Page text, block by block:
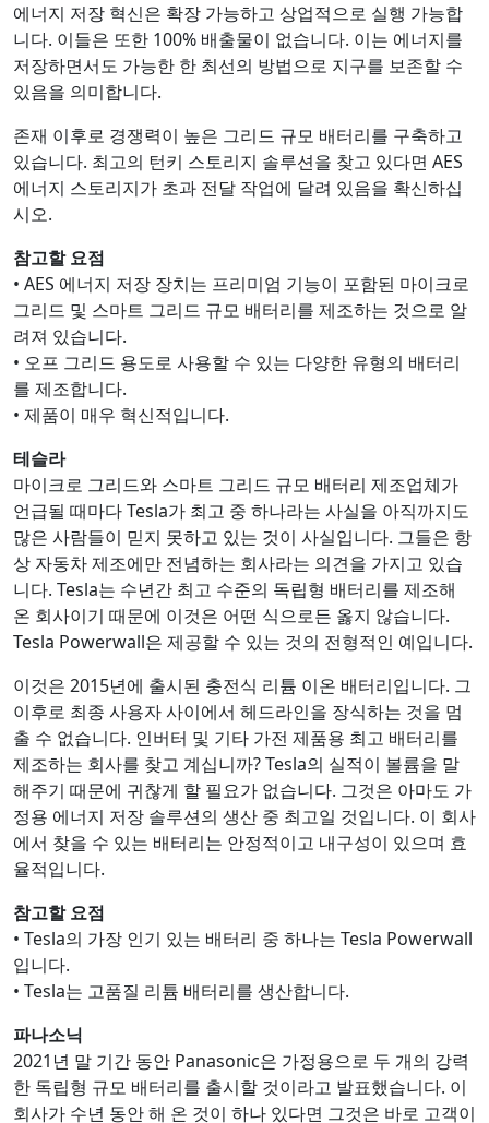
에너지 저장 혁신은 확장 가능하고 상업적으로 실행 가능합
니다. 이들은 또한 100% 배출물이 없습니다. 이는 에너지를
저장하면서도 가능한 한 최선의 방법으로 지구를 보존할 수
있음을 의미합니다.
존재 이후로 경쟁력이 높은 그리드 규모 배터리를 구축하고
있습니다. 최고의 턴키 스토리지 솔루션을 찾고 있다면 AES
에너지 스토리지가 초과 전달 작업에 달려 있음을 확신하십
시오.
참고할 요점
• AES 에너지 저장 장치는 프리미엄 기능이 포함된 마이크로
그리드 및 스마트 그리드 규모 배터리를 제조하는 것으로 알
려져 있습니다.
• 오프 그리드 용도로 사용할 수 있는 다양한 유형의 배터리
를 제조합니다.
• 제품이 매우 혁신적입니다.
테슬라
마이크로 그리드와 스마트 그리드 규모 배터리 제조업체가
언급될 때마다 Tesla가 최고 중 하나라는 사실을 아직까지도
많은 사람들이 믿지 못하고 있는 것이 사실입니다. 그들은 항
상 자동차 제조에만 전념하는 회사라는 의견을 가지고 있습
니다. Tesla는 수년간 최고 수준의 독립형 배터리를 제조해
온 회사이기 때문에 이것은 어떤 식으로든 옳지 않습니다.
Tesla Powerwall은 제공할 수 있는 것의 전형적인 예입니다.
이것은 2015년에 출시된 충전식 리튬 이온 배터리입니다. 그
이후로 최종 사용자 사이에서 헤드라인을 장식하는 것을 멈
출 수 없습니다. 인버터 및 기타 가전 제품용 최고 배터리를
제조하는 회사를 찾고 계십니까? Tesla의 실적이 볼륨을 말
해주기 때문에 귀찮게 할 필요가 없습니다. 그것은 아마도 가
정용 에너지 저장 솔루션의 생산 중 최고일 것입니다. 이 회사
에서 찾을 수 있는 배터리는 안정적이고 내구성이 있으며 효
율적입니다.
참고할 요점
• Tesla의 가장 인기 있는 배터리 중 하나는 Tesla Powerwall
입니다.
• Tesla는 고품질 리튬 배터리를 생산합니다.
파나소닉
2021년 말 기간 동안 Panasonic은 가정용으로 두 개의 강력
한 독립형 규모 배터리를 출시할 것이라고 발표했습니다. 이
회사가 수년 동안 해 온 것이 하나 있다면 그것은 바로 고객이